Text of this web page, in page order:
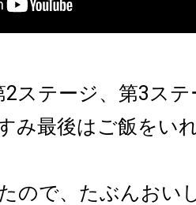
ステージ、第3ス
み最後はご飯をい
ので、たぶんおい